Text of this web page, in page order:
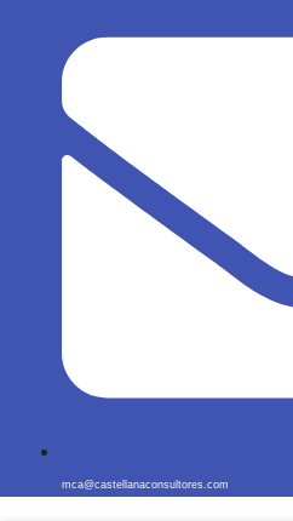
mca@castellanaconsultores.com